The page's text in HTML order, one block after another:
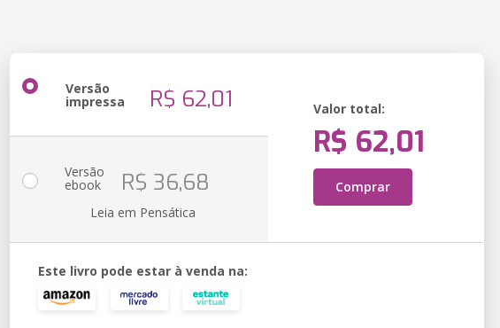
Versão
impressa R$ 62,01 Valor total:
R$ 62,01
Comprar
Versão
ebook R$ 36,68
Leia em Pensática
Este livro pode estar à venda na: